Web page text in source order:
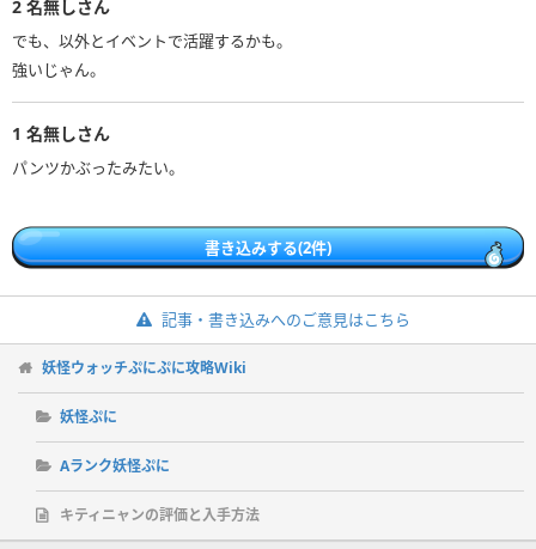
2 名無しさん
でも、以外とイベントで活躍するかも。
強いじゃん。
1 名無しさん
パンツかぶったみたい。
書き込みする(2件)
記事・書き込みへのご意見はこちら
妖怪ウォッチぷにぷに攻略Wiki
妖怪ぷに
Aランク妖怪ぷに
キティニャンの評価と入手方法